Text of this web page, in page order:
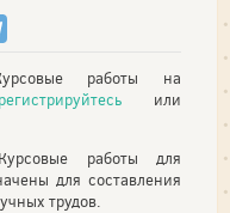
работы на
или
работы для
для составления
трудов.